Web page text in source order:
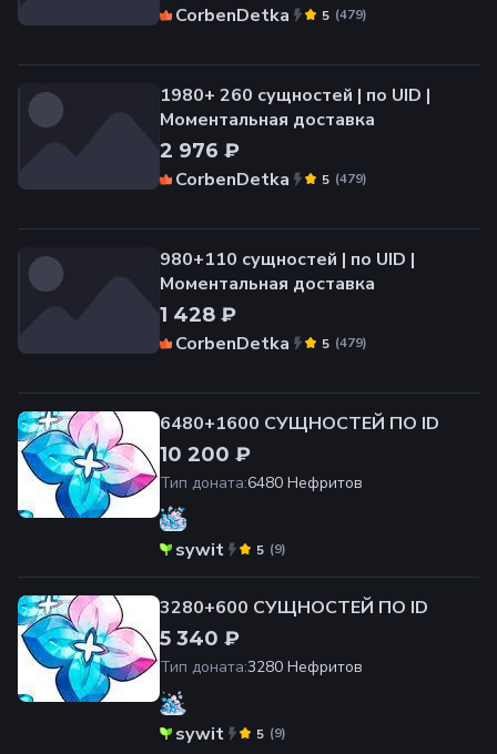
CorbenDetka
(479)
5
1980+ 260 сущностей | по UID |
Моментальная доставка
2 976 ₽
CorbenDetka
(479)
5
980+110 сущностей | по UID |
Моментальная доставка
1 428 ₽
CorbenDetka
(479)
5
6480+1600 СУЩНОСТЕЙ ПО ID
10 200 ₽
Тип доната:6480 Нефритов
sywit (9)
5
3280+600 СУЩНОСТЕЙ ПО ID
5 340 ₽
Тип доната:3280 Нефритов
sywit (9)
5